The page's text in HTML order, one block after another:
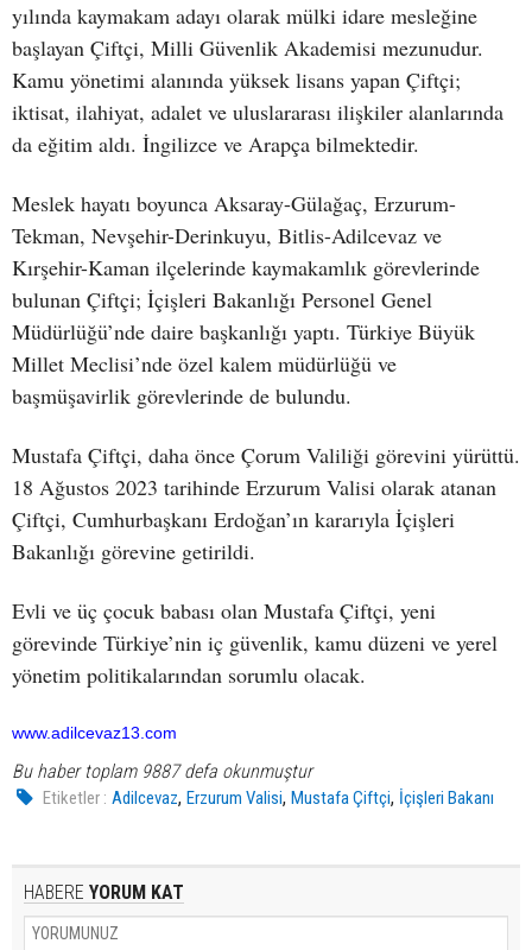
yılında kaymakam adayı olarak mülki idare mesleğine
başlayan Çiftçi, Milli Güvenlik Akademisi mezunudur.
Kamu yönetimi alanında yüksek lisans yapan Çiftçi;
iktisat, ilahiyat, adalet ve uluslararası ilişkiler alanlarında
da eğitim aldı. İngilizce ve Arapça bilmektedir.
Meslek hayatı boyunca Aksaray-Gülağaç, Erzurum-
Tekman, Nevşehir-Derinkuyu, Bitlis-Adilcevaz ve
Kırşehir-Kaman ilçelerinde kaymakamlık görevlerinde
bulunan Çiftçi; İçişleri Bakanlığı Personel Genel
Müdürlüğü’nde daire başkanlığı yaptı. Türkiye Büyük
Millet Meclisi’nde özel kalem müdürlüğü ve
başmüşavirlik görevlerinde de bulundu.
Mustafa Çiftçi, daha önce Çorum Valiliği görevini yürüttü.
18 Ağustos 2023 tarihinde Erzurum Valisi olarak atanan
Çiftçi, Cumhurbaşkanı Erdoğan’ın kararıyla İçişleri
Bakanlığı görevine getirildi.
Evli ve üç çocuk babası olan Mustafa Çiftçi, yeni
görevinde Türkiye’nin iç güvenlik, kamu düzeni ve yerel
yönetim politikalarından sorumlu olacak.
www.adilcevaz13.com
Bu haber toplam 9887 defa okunmuştur
Etiketler : Adilcevaz,Erzurum Valisi,Mustafa Çiftçi, İçişleri Bakanı
HABERE YORUM KAT